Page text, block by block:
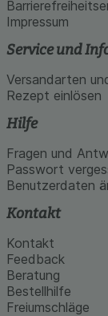
Impressum
Service und
Versandarten
Rezept einlösen
Hilfe
Fragen und
Passwort
Benutzerdaten
Kontakt
Kontakt
Feedback
Beratung
Bestellhilfe
Freiumschläge